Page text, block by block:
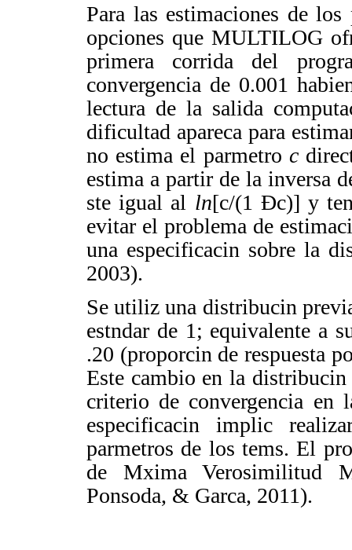
Para las estimaciones de
opciones que MULTILOG
primera corrida del
convergencia de 0.001
lectura de la salida
dificultad apareca para
no estima el parmetro c
estima a partir de la inversa
ste igual al ln[c/(1 Ðc)] y
evitar el problema de
una especificacin sobre la
2003).
Se utiliz una distribucin
estndar de 1; equivalente a
.20 (proporcin de respuesta
Este cambio en la
criterio de convergencia en
especificacin implic
parmetros de los tems. El
de Mxima Verosimilitud
Ponsoda, & Garca, 2011).